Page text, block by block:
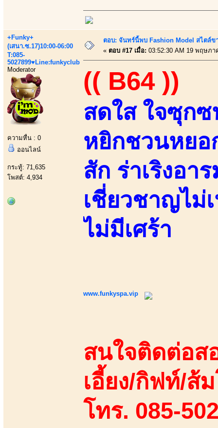
+Funky+
(เสนา.ซ.17)10:00-06:00
T:085-
5027899♥Line:funkyclub
Moderator
ความหื่น : 0
ออนไลน์
กระทู้: 71,635
โพสต์: 4,934
ตอบ: จันทร์นี้พบ Fashion Model สไตล์ข
« ตอบ #17 เมื่อ: 03:52:30 AM 19 พฤษภา
(( B64 ))
สดใส ใจซุก
หยิกชวนหยอ
สัก ร่าเริงอา
เชี่ยวชาญไม่
ไม่มีเศร้า
www.funkyspa.vip
สนใจติดต่อส
เอี้ยง/กิฟท์/ส้
โทร. 085-